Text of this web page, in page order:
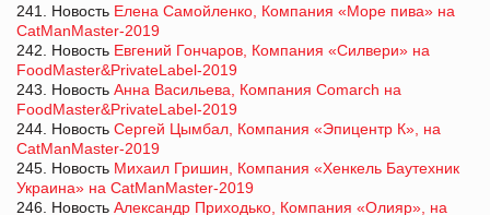
241. Новость Елена Самойленко, Компания «Море пива» на
CatManMaster-2019
242. Новость Евгений Гончаров, Компания «Силвери» на
FoodMaster&PrivateLabel-2019
243. Новость Анна Васильева, Компания Comarch на
FoodMaster&PrivateLabel-2019
244. Новость Сергей Цымбал, Компания «Эпицентр К», на
CatManMaster-2019
245. Новость Михаил Гришин, Компания «Хенкель Баутехник
Украина» на CatManMaster-2019
246. Новость Александр Приходько, Компания «Олияр», на